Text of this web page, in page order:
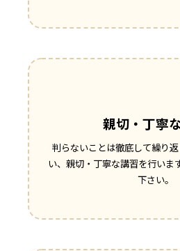
親切・丁寧
判らないことは徹底して繰り
い、親切・丁寧な講習を行いま
下さい。